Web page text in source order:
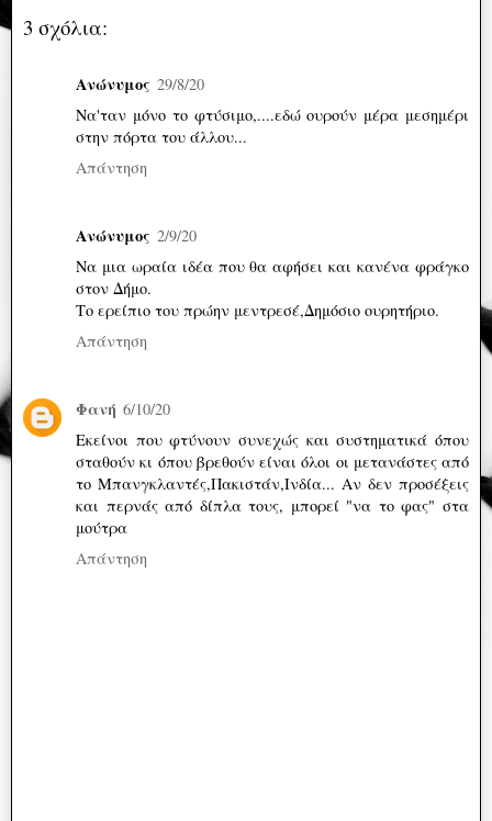
3 σχόλια:
Ανώνυμος 29/8/20
Να'ταν μόνο το φτύσιμο,....εδώ ουρούν μέρα μεσημέρι
στην πόρτα του άλλου...
Απάντηση
Ανώνυμος 2/9/20
Να μια ωραία ιδέα που θα αφήσει και κανένα φράγκο
στον Δήμο.
Το ερείπιο του πρώην μεντρεσέ,Δημόσιο ουρητήριο.
Απάντηση
Φανή 6/10/20
Εκείνοι που φτύνουν συνεχώς και συστηματικά όπου
σταθούν κι όπου βρεθούν είναι όλοι οι μετανάστες από
το Μπανγκλαντές,Πακιστάν,Ινδία... Αν δεν προσέξεις
και περνάς από δίπλα τους, μπορεί "να το φας" στα
μούτρα
Απάντηση